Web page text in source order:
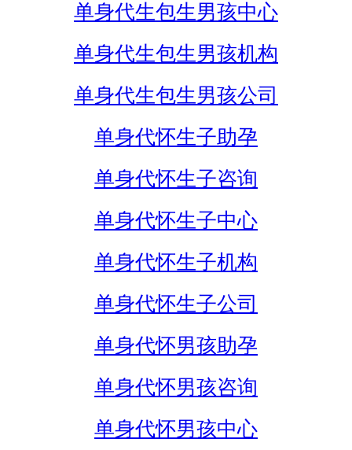
单身代生包生男孩中心
单身代生包生男孩机构
单身代生包生男孩公司
单身代怀生子助孕
单身代怀生子咨询
单身代怀生子中心
单身代怀生子机构
单身代怀生子公司
单身代怀男孩助孕
单身代怀男孩咨询
单身代怀男孩中心